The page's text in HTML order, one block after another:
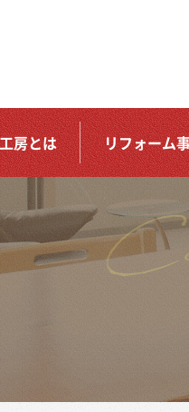
房とは リフォーム